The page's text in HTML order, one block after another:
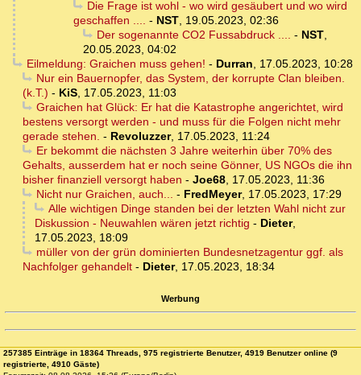
Die Frage ist wohl - wo wird gesäubert und wo wird
geschaffen .... - NST, 19.05.2023, 02:36
Der sogenannte CO2 Fussabdruck .... - NST,
20.05.2023, 04:02
Eilmeldung: Graichen muss gehen! - Durran, 17.05.2023, 10:28
Nur ein Bauernopfer, das System, der korrupte Clan bleiben.
(k.T.) - KiS, 17.05.2023, 11:03
Graichen hat Glück: Er hat die Katastrophe angerichtet, wird
bestens versorgt werden - und muss für die Folgen nicht mehr
gerade stehen. - Revoluzzer, 17.05.2023, 11:24
Er bekommt die nächsten 3 Jahre weiterhin über 70% des
Gehalts, ausserdem hat er noch seine Gönner, US NGOs die ihn
bisher finanziell versorgt haben - Joe68, 17.05.2023, 11:36
Nicht nur Graichen, auch... - FredMeyer, 17.05.2023, 17:29
Alle wichtigen Dinge standen bei der letzten Wahl nicht zur
Diskussion - Neuwahlen wären jetzt richtig - Dieter,
17.05.2023, 18:09
müller von der grün dominierten Bundesnetzagentur ggf. als
Nachfolger gehandelt - Dieter, 17.05.2023, 18:34
Werbung
257385 Einträge in 18364 Threads, 975 registrierte Benutzer, 4919 Benutzer online (9
registrierte, 4910 Gäste)